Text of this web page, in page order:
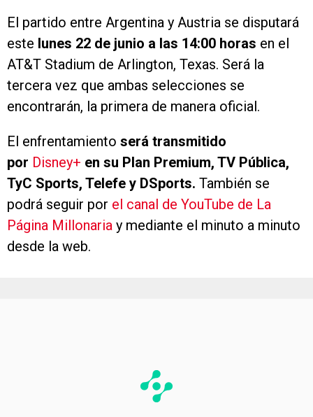
El partido entre Argentina y Austria se disputará
este lunes 22 de junio a las 14:00 horas en el
AT&T Stadium de Arlington, Texas. Será la
tercera vez que ambas selecciones se
encontrarán, la primera de manera oficial.
El enfrentamiento será transmitido
por Disney+ en su Plan Premium, TV Pública,
TyC Sports, Telefe y DSports. También se
podrá seguir por el canal de YouTube de La
Página Millonaria y mediante el minuto a minuto
desde la web.